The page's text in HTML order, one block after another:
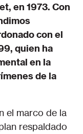
en 1973. Con
con el
quien ha
en la
de la
el marco de la
respaldado